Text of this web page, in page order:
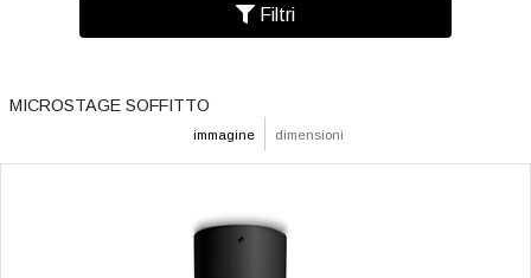
Filtri
immagine dimensioni
MICROSTAGE SOFFITTO